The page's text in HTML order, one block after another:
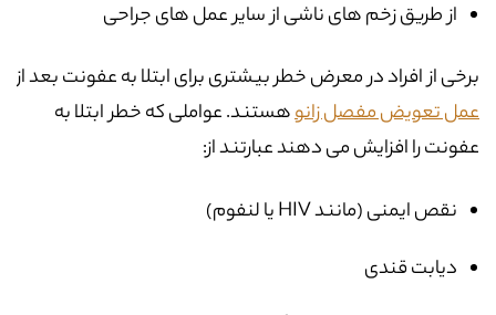
از طریق زخم های ناشی از سایر عمل های جراحی
برخی از افراد در معرض خطر بیشتری برای ابتلا به عفونت بعد از
عمل تعویض مفصل زانوهستند. عواملی که خطر ابتلا به
عفونت را افزایش می دهند عبارتند از:
نقص ایمنی (مانند HIV یا لنفوم)
دیابت قندی